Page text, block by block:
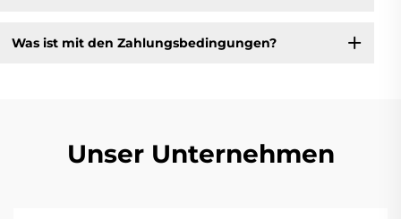
Was ist mit den Zahlungsbedingungen?
Unser Unternehmen